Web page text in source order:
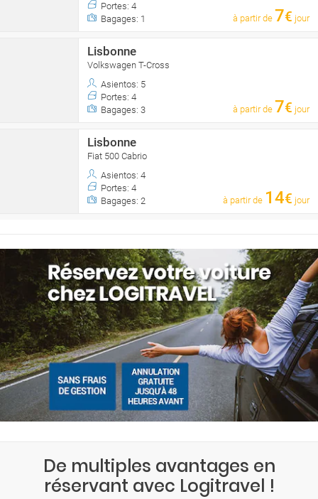
Portes: 4
Bagages: 1
à partir de 7€ jour
Lisbonne
Volkswagen T-Cross
Asientos: 5
Portes: 4
Bagages: 3
à partir de 7€ jour
Lisbonne
Fiat 500 Cabrio
Asientos: 4
Portes: 4
Bagages: 2
à partir de 14€ jour
De multiples avantages en
réservant avec Logitravel !